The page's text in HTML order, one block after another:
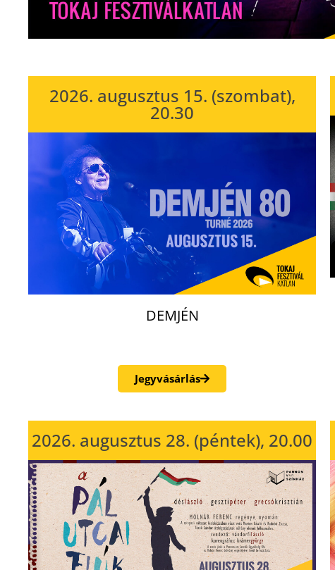
2026. augusztus 15. (szombat),
20.30
DEMJÉN
Jegyvásárlás
2026. augusztus 28. (péntek), 20.00